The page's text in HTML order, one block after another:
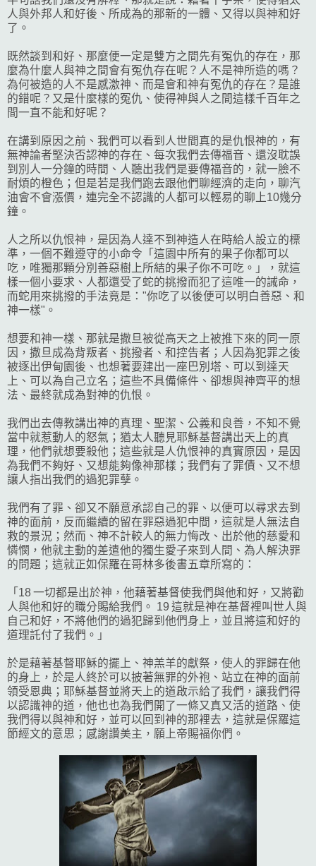
人與外邦人和好後、所成為的那新的一體、又得以與神和好
了。
既然談到和好、那麼便一定是雙方之間先有冤仇的存在，那
麼為什麼人與神之間會有冤仇存在呢？人不是神所造的嗎？
為何被造的人不是感激神、而是會和神有冤仇的存在？是誰
的錯呢？又是什麼樣的冤仇、使得神與人之間這樣千百年之
間一直不能和好呢？
在講到原因之前、我們可以看到人世間真的是仇恨神的，有
無神論者堅決否認神的存在、每次我們去傳福音、還沒耽誤
到別人一分鐘的時間、人聽出我們是要傳福音的，就一臉不
耐煩的橙色；但是若是我們跑去跟他們聊經濟的走向，聊汽
油會不會漲價，連完全不認識的人都可以輕易的聊上10幾分
鐘。
人之所以仇恨神，是因為人達不到神造人在時給人設立的標
準，一個不難遵守的小命令「這園中所有的果子你都可以
吃，唯獨那顆分別善惡樹上所結的果子你不可吃。」，就這
樣一個小要求、人都還受了蛇的挑撥而犯了這唯一的誡命，
而蛇用來挑撥的手法竟是："你吃了以後便可以明白善惡、和
神一樣"。
想要和神一樣、那就是撒旦被從高天之上被推下來的同一原
因，撒旦成為背叛者、挑撥者、和控告者；人因為犯罪之後
被逐出伊甸園後、也想著要建出一座巴別塔、可以到達天
上、可以為自己立名；這些不具備條件、卻想與神齊平的想
法、最終就成為對神的仇恨。
我們出去傳教講出神的真理、聖潔、公義和良善，不知不覺
當中就惹動人的怒氣；猶太人聽見耶穌基督講出天上的真
理，他們就想要殺他；這些就是人仇恨神的真實原因，是因
為我們不夠好、又想能夠像神那樣；我們有了罪債、又不想
讓人指出我們的過犯罪孽。
我們有了罪、卻又不願意承認自己的罪、以便可以尋求去到
神的面前，反而繼續的留在罪惡過犯中間，這就是人無法自
救的景況；然而、神不計較人的無力悔改、出於他的慈愛和
憐憫，他就主動的差遣他的獨生愛子來到人間、為人解決罪
的問題；這就正如保羅在哥林多後書五章所寫的：
「18 一切都是出於神，他藉著基督使我們與他和好，又將勸
人與他和好的職分賜給我們。 19 這就是神在基督裡叫世人與
自己和好，不將他們的過犯歸到他們身上，並且將這和好的
道理託付了我們。」
於是藉著基督耶穌的擺上、神羔羊的獻祭，使人的罪歸在他
的身上，於是人終於可以披著無罪的外袍、站立在神的面前
領受恩典；耶穌基督並將天上的道啟示給了我們，讓我們得
以認識神的道，他也也為我們開了一條又真又活的道路、使
我們得以與神和好，並可以回到神的那裡去，這就是保羅這
節經文的意思；感謝讚美主，願上帝賜福你們。